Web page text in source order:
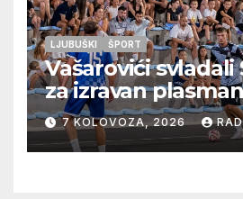
LJUBUŠKI ŠPORT
Vašarovići svladali
za izravan
četvrtfinale, Grab
prolazak dalje,
večeras počinje
7 KOLOVOZA, 2026